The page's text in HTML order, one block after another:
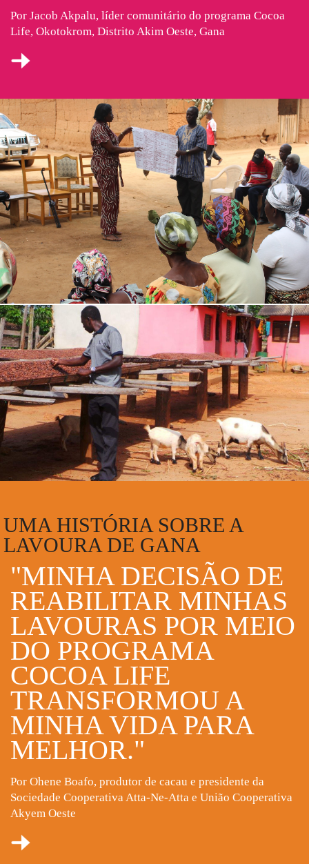
Por Jacob Akpalu, líder comunitário do programa Cocoa
Life, Okotokrom, Distrito Akim Oeste, Gana
UMA HISTÓRIA SOBRE A
LAVOURA DE GANA
"MINHA DECISÃO DE
REABILITAR MINHAS
LAVOURAS POR MEIO
DO PROGRAMA
COCOA LIFE
TRANSFORMOU A
MINHA VIDA PARA
MELHOR."
Por Ohene Boafo, produtor de cacau e presidente da
Sociedade Cooperativa Atta-Ne-Atta e União Cooperativa
Akyem Oeste